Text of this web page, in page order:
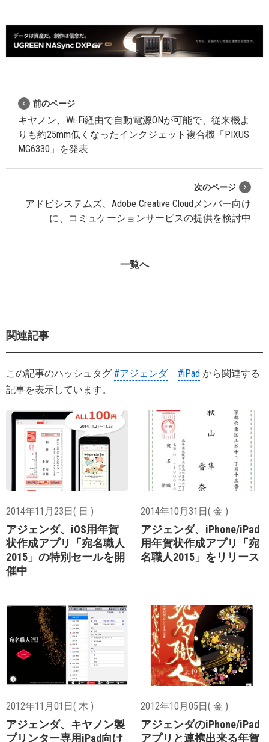
前のページ
キヤノン、Wi-Fi経由で自動電源ONが可能で、従来機よ
りも約25mm低くなったインクジェット複合機「PIXUS
MG6330」を発表
次のページ
アドビシステムズ、Adobe Creative Cloudメンバー向け
に、コミュケーションサービスの提供を検討中
一覧へ
関連記事
この記事のハッシュタグ #アジェンダ #iPad から関連する
記事を表示しています。
2014年11月23日( 日 )
アジェンダ、iOS用年賀
状作成アプリ「宛名職人
2015」の特別セールを開
催中
2014年10月31日( 金 )
アジェンダ、iPhone/iPad
用年賀状作成アプリ「宛
名職人2015」をリリース
2012年11月01日( 木 )
アジェンダ、キヤノン製
プリンター専用iPad向け
2012年10月05日( 金 )
アジェンダのiPhone/iPad
アプリと連携出来る年賀